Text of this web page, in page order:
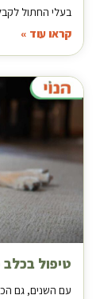
בעלי החתול
קראו עוד »
טיפול בכלב
עם השנים, גם